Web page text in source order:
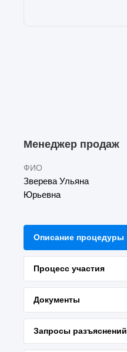
Менеджер продаж
ФИО
Зверева Ульяна
Юрьевна
Описание процедуры
Процесс участия
Документы
Запросы разъяснений